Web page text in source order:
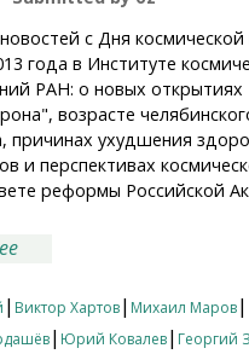
с Дня космической
года в Институте
РАН: о новых открытиях
возрасте
причинах ухудшения
и перспективах
реформы Российской
| Виктор Хартов| Михаил Маров|
| Юрий Ковалев| Георгий